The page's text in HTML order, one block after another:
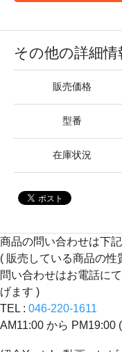
その他の詳細情
販売価格
型番
在庫状況
商品の問い合わせは下
( 販売している商品の
問い合わせはお電話に
げます )
TEL : 046-220-1611
AM11:00 から PM19:00